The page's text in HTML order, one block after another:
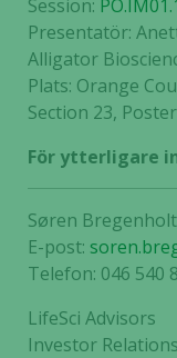
Session:
Presentatör:
Alligator
Plats: Orange
Section 23,
För ytterligare
Søren
E-post:
Telefon: 046 540
LifeSci Advisors
Investor Relations